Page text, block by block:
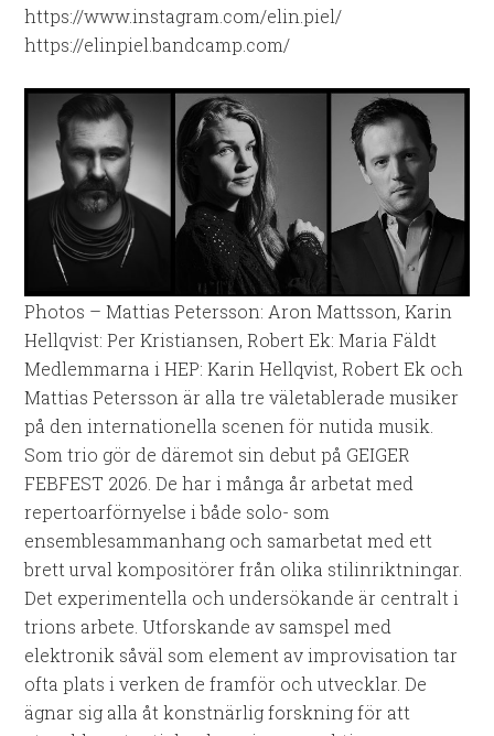
https://www.instagram.com/elin.piel/
https://elinpiel.bandcamp.com/
Photos – Mattias Petersson: Aron Mattsson, Karin
Hellqvist: Per Kristiansen, Robert Ek: Maria Fäldt
Medlemmarna i HEP: Karin Hellqvist, Robert Ek och
Mattias Petersson är alla tre väletablerade musiker
på den internationella scenen för nutida musik.
Som trio gör de däremot sin debut på GEIGER
FEBFEST 2026. De har i många år arbetat med
repertoarförnyelse i både solo- som
ensemblesammanhang och samarbetat med ett
brett urval kompositörer från olika stilinriktningar.
Det experimentella och undersökande är centralt i
trions arbete. Utforskande av samspel med
elektronik såväl som element av improvisation tar
ofta plats i verken de framför och utvecklar. De
ägnar sig alla åt konstnärlig forskning för att